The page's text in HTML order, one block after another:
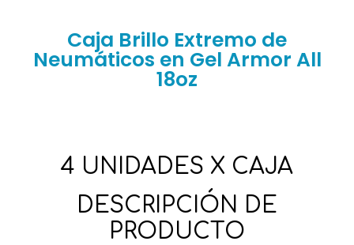
Caja Brillo Extremo de
Neumáticos en Gel Armor All
18oz
4 UNIDADES X CAJA
DESCRIPCIÓN DE
PRODUCTO